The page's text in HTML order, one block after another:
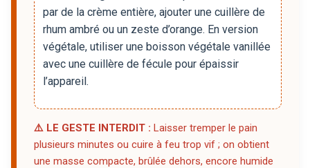
par de la crème entière, ajouter une cuillère de
rhum ambré ou un zeste d’orange. En version
végétale, utiliser une boisson végétale vanillée
avec une cuillère de fécule pour épaissir
l’appareil.
⚠️ LE GESTE INTERDIT : Laisser tremper le pain
plusieurs minutes ou cuire à feu trop vif ; on obtient
une masse compacte, brûlée dehors, encore humide